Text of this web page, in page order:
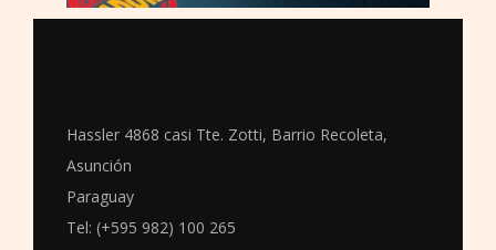
Hassler 4868 casi Tte. Zotti, Barrio Recoleta,
Asunción
Paraguay
Tel: (+595 982) 100 265